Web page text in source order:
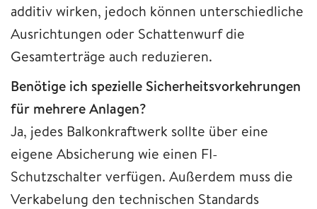
additiv wirken, jedoch können unterschiedliche
Ausrichtungen oder Schattenwurf die
Gesamterträge auch reduzieren.
Benötige ich spezielle Sicherheitsvorkehrungen
für mehrere Anlagen?
Ja, jedes Balkonkraftwerk sollte über eine
eigene Absicherung wie einen FI-
Schutzschalter verfügen. Außerdem muss die
Verkabelung den technischen Standards